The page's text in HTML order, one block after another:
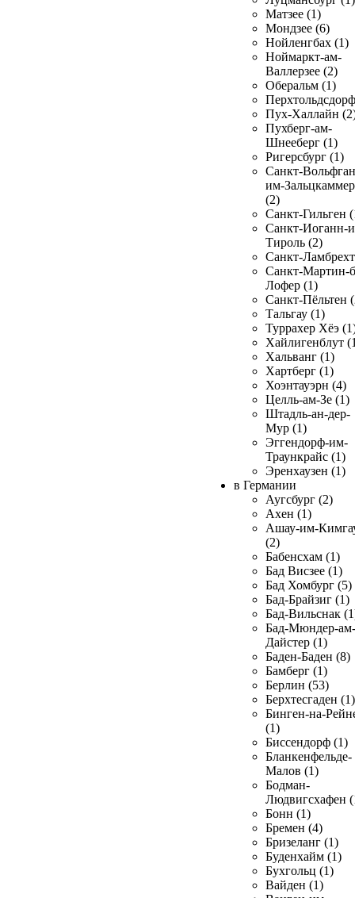
Матзее (1)
Мондзее (6)
Нойленгбах (1)
Ноймаркт-ам-
Валлерзее (2)
Оберальм (1)
Пух-Халлайн
Пухберг-ам-
Шнееберг (1)
Ригерсбург (1)
Санкт-
им-
(2)
Санкт-Гильген
Санкт-Иоганн-
Тироль (2)
Санкт-
Санкт-Мартин-
Лофер (1)
Санкт-Пёльтен
Тальгау (1)
Туррахер Хёэ
Хайлигенблут
Хальванг (1)
Хартберг (1)
Хоэнтауэрн (4)
Целль-ам-Зе (1)
Штадль-ан-дер-
Мур (1)
Эггендорф-им-
Траункрайс (1)
Эренхаузен (1)
в Германии
Аугсбург (2)
Ахен (1)
Ашау-им-
(2)
Бабенсхам (1)
Бад Висзее (1)
Бад Хомбург (5)
Бад-Брайзиг (1)
Бад-Вильснак
Бад-Мюндер-ам-
Дайстер (1)
Баден-Баден (8)
Бамберг (1)
Берлин (53)
Берхтесгаден (1)
Бинген-на-
(1)
Биссендорф (1)
Бланкенфельде-
Малов (1)
Бодман-
Людвигсхафен
Бонн (1)
Бремен (4)
Бризеланг (1)
Буденхайм (1)
Бухгольц (1)
Вайден (1)